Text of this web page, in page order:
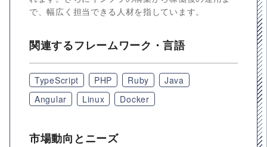
で、幅広く担当できる人材を指しています。
関連するフレームワーク・言語
TypeScript PHP Ruby
Java
Angular
Linux Docker
市場動向とニーズ